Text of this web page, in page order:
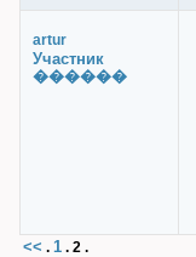
artur
Участник
������
<< . 1 . 2 .